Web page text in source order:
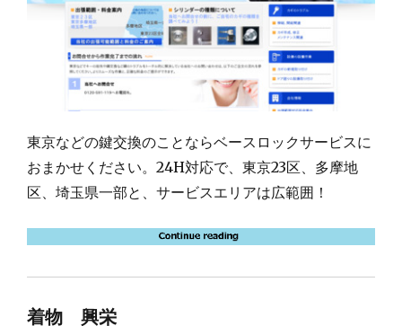
東京などの鍵交換のことならベースロックサービスに
おまかせください。24H対応で、東京23区、多摩地
区、埼玉県一部と、サービスエリアは広範囲！
着物 興栄